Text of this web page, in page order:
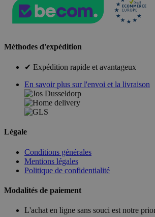
Méthodes d'expédition
✔ Expédition rapide et avantageux
En savoir plus sur l'envoi et la livraison
Légale
Conditions générales
Mentions légales
Politique de confidentialité
Modalités de paiement
L'achat en ligne sans souci est notre